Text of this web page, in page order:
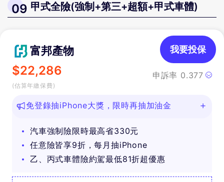
09 甲式全險(強制+第三+超額+甲式車體)
富邦產物
$22,286
(估算年繳保費)
申訴率 0.377
我要投保
免登錄抽iPhone大獎，限時再抽加油金
汽車強制險限時最高省330元
任意險皆享9折，每月抽iPhone
乙、丙式車體險約駕最低81折超優惠